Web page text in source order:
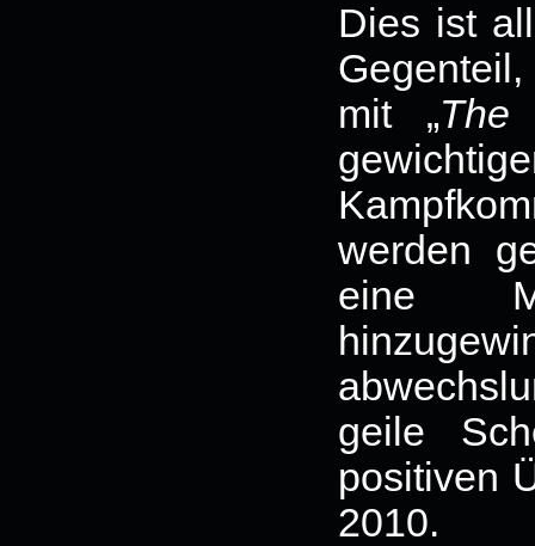
Dies ist
mit „
werden
eine
geile
positiven
2010.